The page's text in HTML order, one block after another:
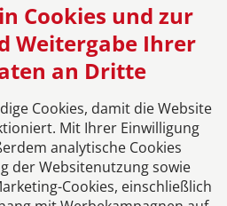
Netzwerk
Cookies und zur
Weitergabe Ihrer
an Dritte
Cookies, damit die Website
Mit Ihrer Einwilligung
analytische Cookies
der Websitenutzung sowie
Cookies, einschließlich